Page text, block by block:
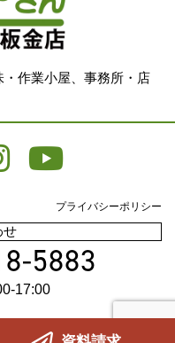
作業小屋、事務所・店
プライバシーポリシー
せ
5883
17:00